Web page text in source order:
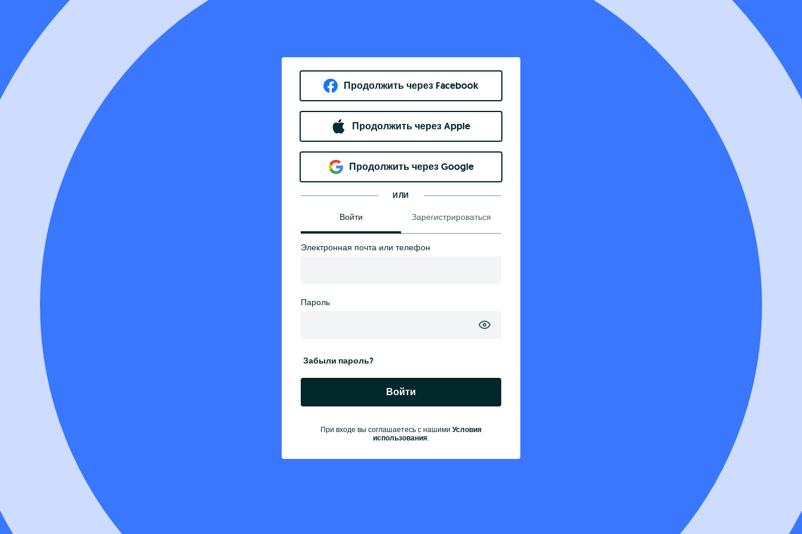
Продолжить через Facebook
Продолжить через Apple
Продолжить через Google
ИЛИ
Войти Зарегистрироваться
Электронная почта или телефон
Пароль
Забыли пароль?
Войти
При входе вы соглашаетесь с нашими Условия
использования.